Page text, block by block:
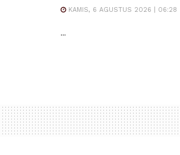
KAMIS, 6 AGUSTUS 2026 | 06:28
...